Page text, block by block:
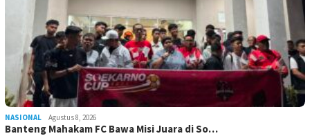
NASIONAL Agustus 8, 2026
Banteng Mahakam FC Bawa Misi Juara di So…